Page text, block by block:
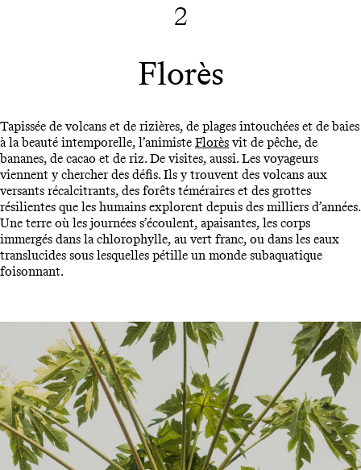
2
Florès
Tapissée de volcans et de rizières, de plages intouchées et de baies
à la beauté intemporelle, l’animiste Florès vit de pêche, de
bananes, de cacao et de riz. De visites, aussi. Les voyageurs
viennent y chercher des défis. Ils y trouvent des volcans aux
versants récalcitrants, des forêts téméraires et des grottes
résilientes que les humains explorent depuis des milliers d’années.
Une terre où les journées s’écoulent, apaisantes, les corps
immergés dans la chlorophylle, au vert franc, ou dans les eaux
translucides sous lesquelles pétille un monde subaquatique
foisonnant.